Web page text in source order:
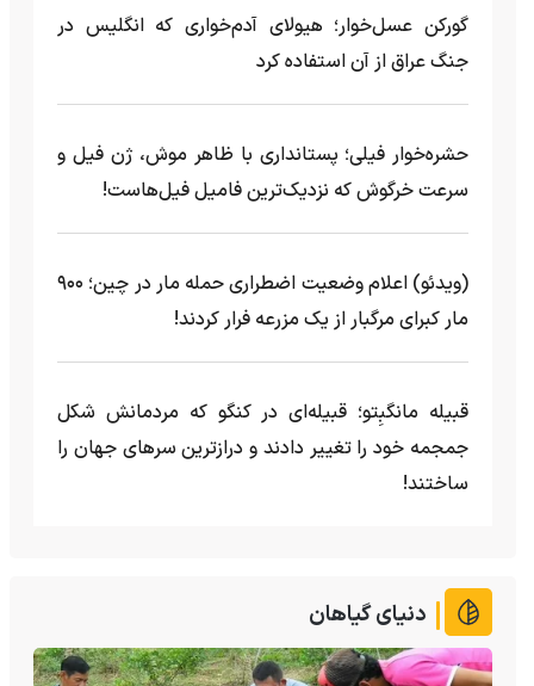
گورکن عسل‌خوار؛ هیولای آدم‌خواری که انگلیس در
جنگ عراق از آن استفاده کرد
حشره‌خوار فیلی؛ پستانداری با ظاهر موش، ژن فیل و
سرعت خرگوش که نزدیک‌ترین فامیل فیل‌هاست!
(ویدئو) اعلام وضعیت اضطراری حمله مار‌ در چین؛ ۹۰۰
مار کبرای مرگبار از یک مزرعه‌ فرار کردند!
قبیله مانگبِتو؛ قبیله‌ای در کنگو که مردمانش شکل
جمجمه خود را تغییر دادند و درازترین سرهای جهان را
ساختند!
دنیای گیاهان